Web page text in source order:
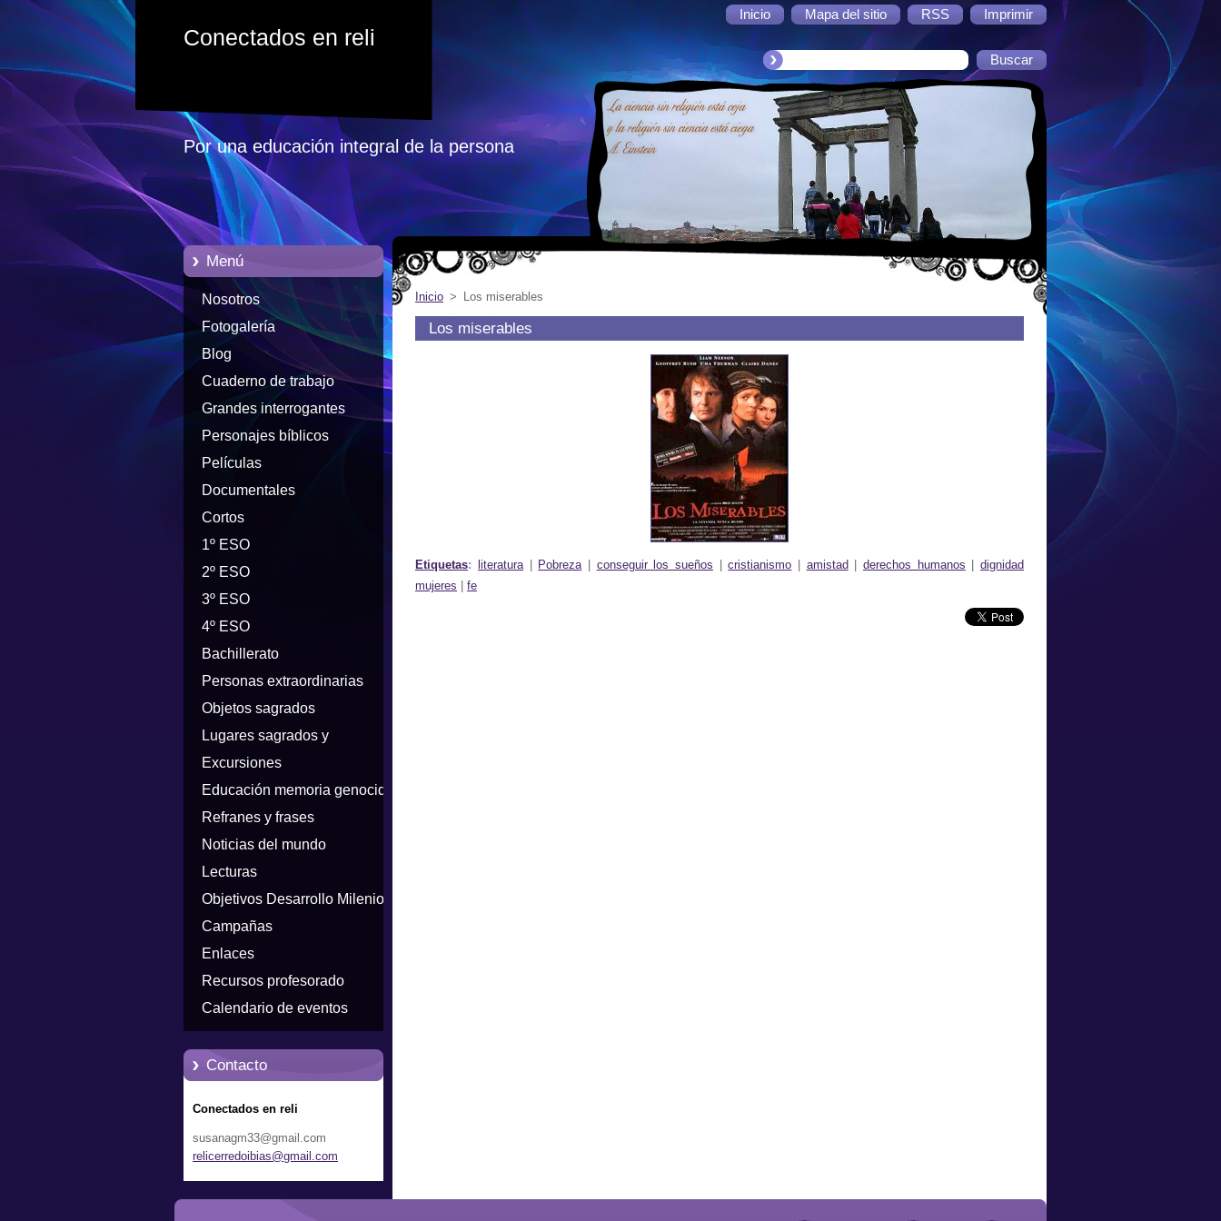
Inicio Mapa del sitio RSS Imprimir
Conectados en reli
Por una educación integral de la persona
Menú
Nosotros
Fotogalería
Blog
Cuaderno de trabajo
Grandes interrogantes
Personajes bíblicos
Películas
Documentales
Cortos
1º ESO
2º ESO
3º ESO
4º ESO
Bachillerato
Personas extraordinarias
Objetos sagrados
Lugares sagrados y
peregrinaciones
Excursiones
Educación memoria genocidios
Refranes y frases
Noticias del mundo
Lecturas
Objetivos Desarrollo Milenio
Campañas
Enlaces
Recursos profesorado
Calendario de eventos
Contacto
Conectados en reli
susanagm33@gmail.com
relicerredoibias@gmail.com
Inicio > Los miserables
Los miserables
Etiquetas: literatura Pobreza conseguir los sueños cristianismo amistad derechos humanos
dignidad
mujeres
fe